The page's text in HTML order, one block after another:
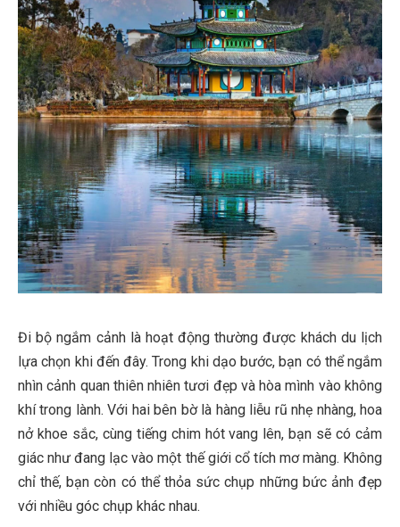
Đi bộ ngắm cảnh là hoạt động thường được khách du lịch
lựa chọn khi đến đây. Trong khi dạo bước, bạn có thể ngắm
nhìn cảnh quan thiên nhiên tươi đẹp và hòa mình vào không
khí trong lành. Với hai bên bờ là hàng liễu rũ nhẹ nhàng, hoa
nở khoe sắc, cùng tiếng chim hót vang lên, bạn sẽ có cảm
giác như đang lạc vào một thế giới cổ tích mơ màng. Không
chỉ thế, bạn còn có thể thỏa sức chụp những bức ảnh đẹp
với nhiều góc chụp khác nhau.